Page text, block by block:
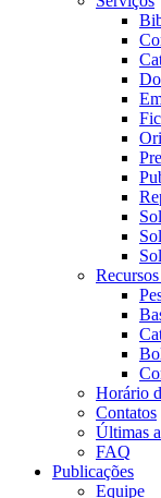
Horário
Contatos
Últimas
FAQ
Publicações
Equipe